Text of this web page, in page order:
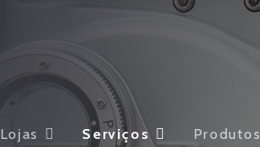
Lojas Serviços Produtos